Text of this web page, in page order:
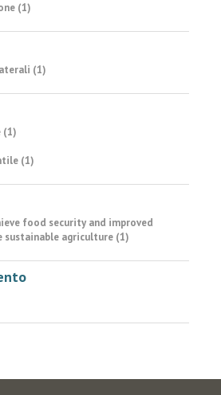
(1)
(1)
(1)
(1)
food security and improved
agriculture (1)